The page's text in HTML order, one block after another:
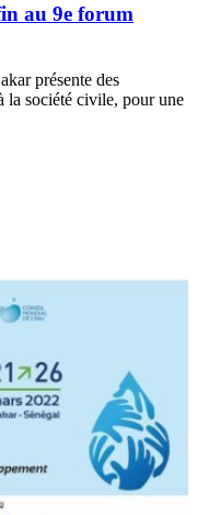
au 9e forum
présente des
la société civile, pour une